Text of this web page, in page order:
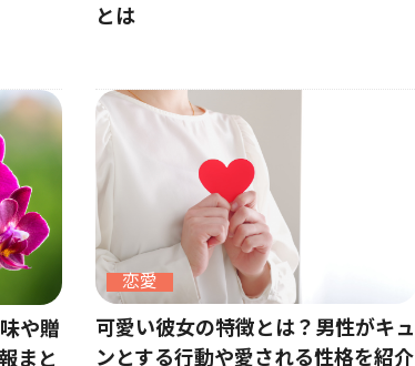
とは
や贈
まと
恋愛
可愛い彼女の特徴とは？男性がキュ
ンとする行動や愛される性格を紹介